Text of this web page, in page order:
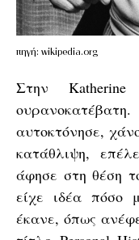
πηγή: wikipedia.org
Στην
αυτοκτόνησε,
κατάθλιψη,
άφησε στη θέση
είχε ιδέα πόσο
έκανε, όπως